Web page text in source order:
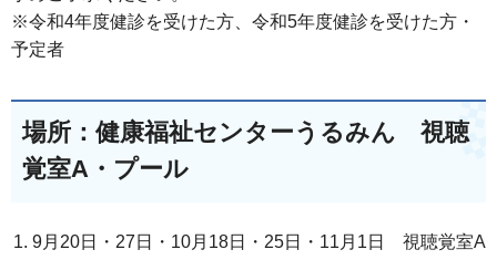
※令和4年度健診を受けた方、令和5年度健診を受けた方・
予定者
場所：健康福祉センターうるみん 視聴
覚室A・プール
9月20日・27日・10月18日・25日・11月1日 視聴覚室A